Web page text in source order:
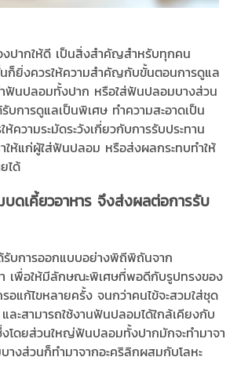
ปากให้ดี เป็นสิ่งสำคัญสำหรับทุกคน
ก็ยิ่งควรให้ความสำคัญกับขั้นตอนการดูแล
ำฟันปลอมทั้งปาก หรือใส่ฟันปลอมบางส่วน
การดูแลเป็นพิเศษ ทำความสะอาดเป็น
ความระมัดระวังเกี่ยวกับการรับประทาน
ให้แก่ผู้ใส่ฟันปลอม หรือส่งผลกระทบทำให้
ได้
ดเคี้ยวอาหาร จึงส่งผลต่อการรับ
บการออกแบบอย่างพิถีพิถันจาก
เพื่อให้มีลักษณะพิเศษที่พอดีกับรูปทรงของ
อแก้ไขหลายครั้ง จนกว่าคนไข้จะสวมใส่ชุด
ะสามารถใช้งานฟันปลอมได้ใกล้เคียงกับ
โดยส่วนใหญ่ฟันปลอมทั้งปากมักจะทำมาจา
งส่วนก็ทำมาจากอะคริลิกผสมกับโลหะ